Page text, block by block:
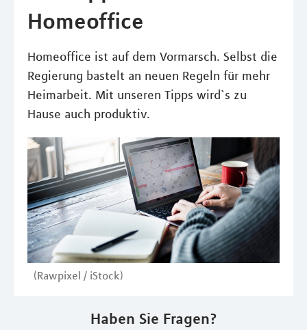
Homeoffice
Homeoffice ist auf dem Vormarsch. Selbst die
Regierung bastelt an neuen Regeln für mehr
Heimarbeit. Mit unseren Tipps wird`s zu
Hause auch produktiv.
(Rawpixel / iStock)
Haben Sie Fragen?